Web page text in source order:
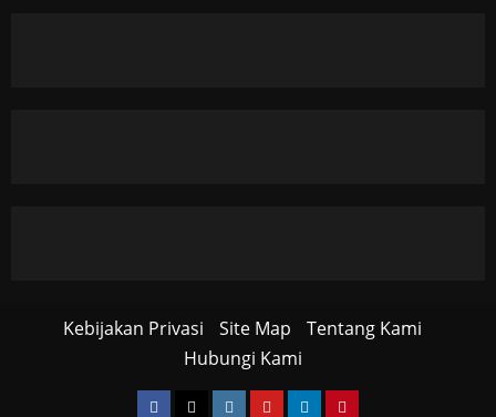
Kebijakan Privasi Site Map
Tentang Kami
Hubungi Kami
Facebook
TwitterInstagram
YouTubeLinkedInPinterest